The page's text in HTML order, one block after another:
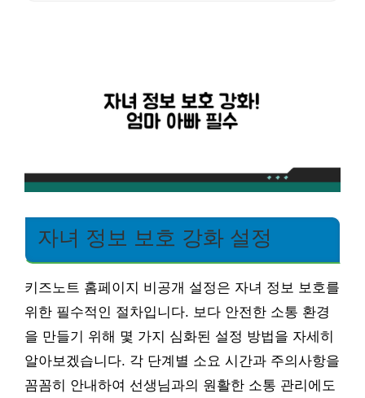
자녀 정보 보호 강화 설정
키즈노트 홈페이지 비공개 설정은 자녀 정보 보호를
위한 필수적인 절차입니다. 보다 안전한 소통 환경
을 만들기 위해 몇 가지 심화된 설정 방법을 자세히
알아보겠습니다. 각 단계별 소요 시간과 주의사항을
꼼꼼히 안내하여 선생님과의 원활한 소통 관리에도